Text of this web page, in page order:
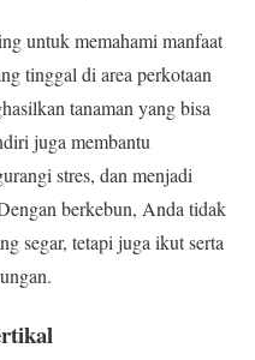
untuk memahami manfaat
tinggal di area perkotaan
tanaman yang bisa
juga membantu
stres, dan menjadi
berkebun, Anda tidak
segar, tetapi juga ikut serta